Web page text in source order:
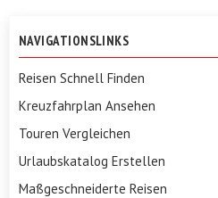
NAVIGATIONSLINKS
Reisen Schnell Finden
Kreuzfahrplan Ansehen
Touren Vergleichen
Urlaubskatalog Erstellen
Maßgeschneiderte Reisen